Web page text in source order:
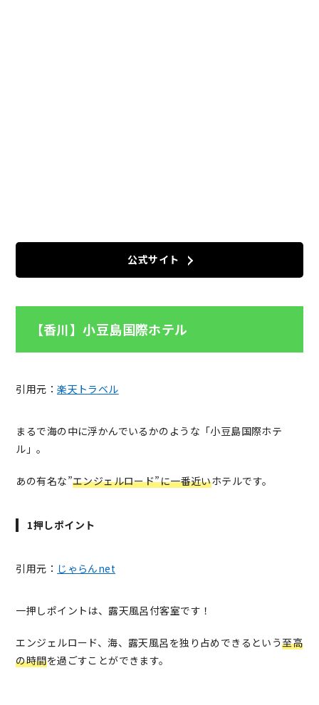
公式サイト
【香川】小豆島国際ホテル
引用元：楽天トラベル
まるで海の中に浮かんでいるかのような「小豆島国際ホテ
ル」。
あの有名な”エンジェルロード”に一番近いホテルです。
1押しポイント
引用元： じゃらんnet
一押しポイントは、露天風呂付客室です！
エンジェルロード、海、露天風呂を独り占めできるという至高
の時間を過ごすことができます。